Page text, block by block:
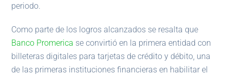
periodo.
Como parte de los logros alcanzados se resalta que
Banco Promerica se convirtió en la primera entidad con
billeteras digitales para tarjetas de crédito y débito, una
de las primeras instituciones financieras en habilitar el